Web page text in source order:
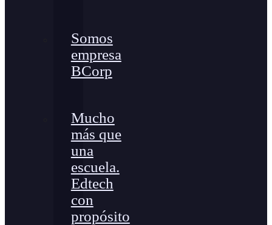
Somos
empresa
BCorp
Mucho
más que
una
escuela.
Edtech
con
propósito